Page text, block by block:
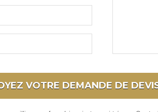
VOTRE DEMANDE DE